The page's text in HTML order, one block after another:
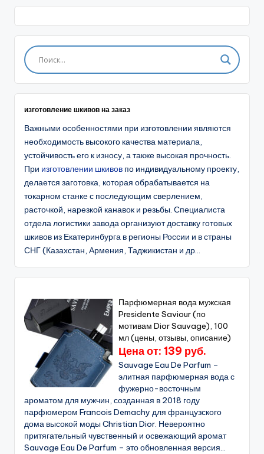
изготовление шкивов на заказ
Важными особенностями при изготовлении являются
необходимость высокого качества материала,
устойчивость его к износу, а также высокая прочность.
При изготовлении шкивов по индивидуальному проекту,
делается заготовка, которая обрабатывается на
токарном станке с последующим сверлением,
расточкой, нарезкой канавок и резьбы. Специалиста
отдела логистики завода организуют доставку готовых
шкивов из Екатеринбурга в регионы России и в страны
СНГ (Казахстан, Армения, Таджикистан и др...
Парфюмерная вода мужская
Presidente Saviour (по
мотивам Dior Sauvage), 100
мл (цены, отзывы, описание)
Цена от: 139 руб.
Sauvage Eau De Parfum –
элитная парфюмерная вода с
фужерно-восточным
ароматом для мужчин, созданная в 2018 году
парфюмером Francois Demachy для французского
дома высокой моды Christian Dior. Невероятно
притягательный чувственный и освежающий аромат
Sauvage Eau De Parfum – это обновленная версия...